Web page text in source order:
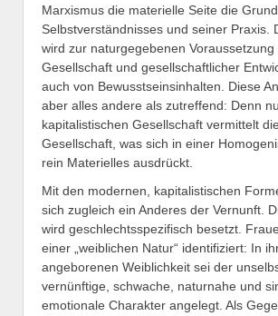
Marxismus die materielle Seite die
Selbstverständnisses und seiner Praxis.
wird zur naturgegebenen Voraussetzung
Gesellschaft und gesellschaftlicher
auch von Bewusstseinsinhalten. Diese
aber alles andere als zutreffend: Denn
kapitalistischen Gesellschaft vermittelt
Gesellschaft, was sich in einer
rein Materielles ausdrückt.
Mit den modernen, kapitalistischen
sich zugleich ein Anderes der Vernunft.
wird geschlechtsspezifisch besetzt.
einer „weiblichen Natur“ identifiziert: In
angeborenen Weiblichkeit sei der
vernünftige, schwache, naturnahe und
emotionale Charakter angelegt. Als